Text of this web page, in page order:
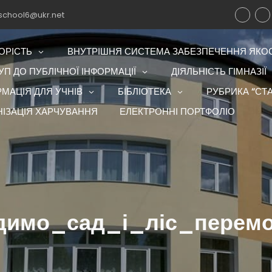
ВНУТРІШНЯ СИСТЕМА ЗАБЕЗПЕЧЕННЯ
ДО ПУБЛІЧНОЇ ІНФОРМАЦІЇ
ДІЯЛЬНІСТЬ ГІМНАЗІЇ
ДЛЯ УЧНІВ
БІБЛІОТЕКА
РУБРИКА
ХАРЧУВАННЯ
ЕЛЕКТРОННІ ПОРТФОЛІО